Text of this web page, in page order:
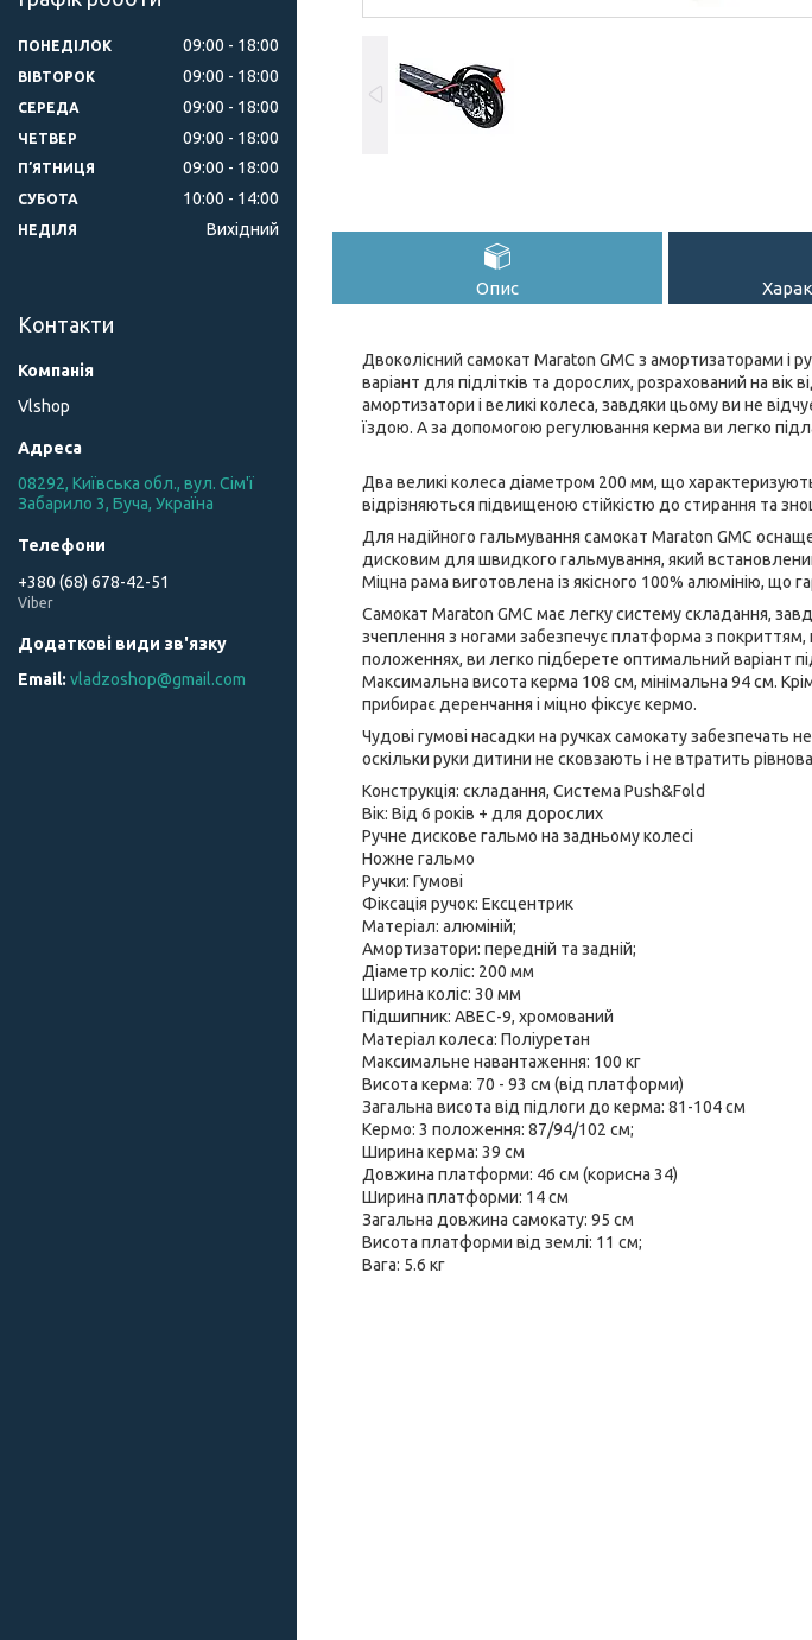
Опис
Двоколісний самокат Maraton GMC з амортизаторами і
варіант для підлітків та дорослих, розрахований на вік
амортизатори і великі колеса, завдяки цьому ви не
їздою. А за допомогою регулювання керма ви легко
Два великі колеса діаметром 200 мм, що
відрізняються підвищеною стійкістю до стирання та
Для надійного гальмування самокат Maraton GMC
дисковим для швидкого гальмування, який
Міцна рама виготовлена із якісного 100% алюмінію, що
Самокат Maraton GMC має легку систему складання,
зчеплення з ногами забезпечує платформа з
положеннях, ви легко підберете оптимальний варіант
Максимальна висота керма 108 см, мінімальна 94 см.
прибирає деренчання і міцно фіксує кермо.
Чудові гумові насадки на ручках самокату
оскільки руки дитини не сковзають і не втратить
Конструкція: складання, Система Push&Fold
Вік: Від 6 років + для дорослих
Ручне дискове гальмо на задньому колесі
Ножне гальмо
Ручки: Гумові
Фіксація ручок: Ексцентрик
Матеріал: алюміній;
Амортизатори: передній та задній;
Діаметр коліс: 200 мм
Ширина коліс: 30 мм
Підшипник: АВЕС-9, хромований
Матеріал колеса: Поліуретан
Максимальне навантаження: 100 кг
Висота керма: 70 - 93 см (від платформи)
Загальна висота від підлоги до керма: 81-104 см
Кермо: 3 положення: 87/94/102 см;
Ширина керма: 39 см
Довжина платформи: 46 см (корисна 34)
Ширина платформи: 14 см
Загальна довжина самокату: 95 см
Висота платформи від землі: 11 см;
Вага: 5.6 кг
ПОНЕДІЛОК 09:00 18:00
ВІВТОРОК 09:00 18:00
СЕРЕДА 09:00 18:00
ЧЕТВЕР 09:00 18:00
ПʼЯТНИЦЯ 09:00 18:00
СУБОТА 10:00 14:00
НЕДІЛЯ Вихідний
Контакти
Vlshop
08292, Київська обл., вул. Сім'ї
Забарило 3, Буча, Україна
+380 (68) 678-42-51
Viber
vladzoshop@gmail.com